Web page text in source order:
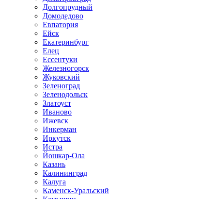
Долгопрудный
Домодедово
Евпатория
Ейск
Екатеринбург
Елец
Ессентуки
Железногорск
Жуковский
Зеленоград
Зеленодольск
Златоуст
Иваново
Ижевск
Инкерман
Иркутск
Истра
Йошкар-Ола
Казань
Калининград
Калуга
Каменск-Уральский